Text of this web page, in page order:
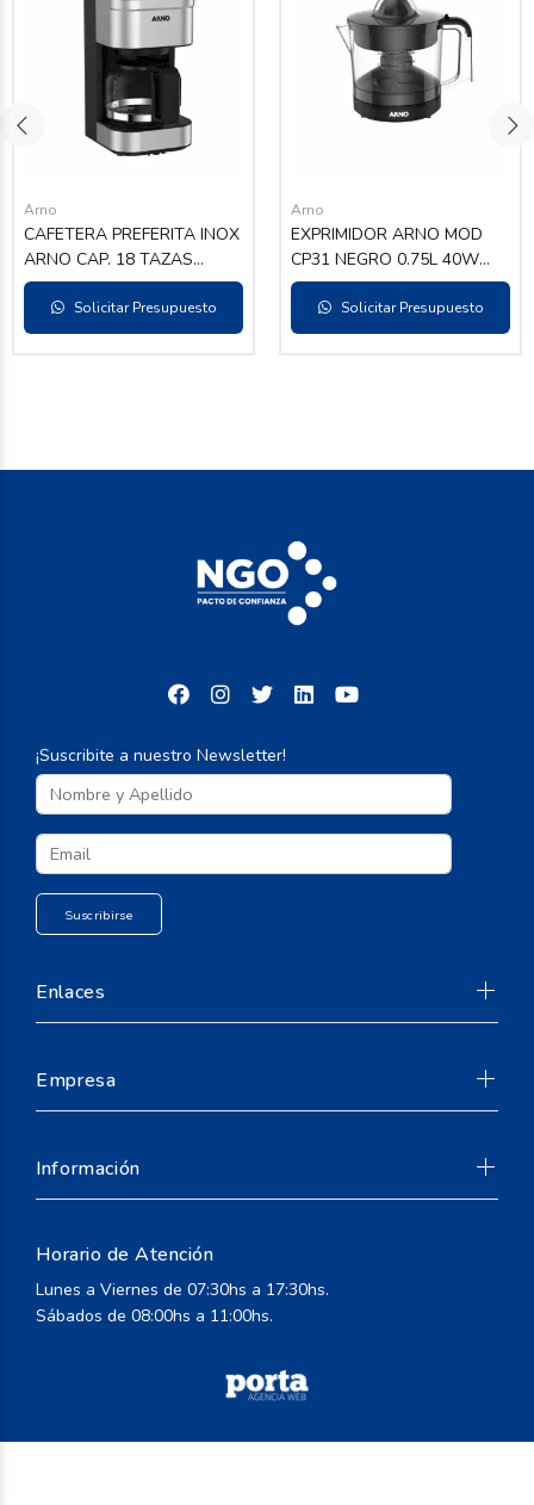
Arno
CAFETERA PREFERITA INOX
ARNO CAP. 18 TAZAS
550W
Solicitar Presupuesto
Arno
EXPRIMIDOR ARNO MOD
CP31 NEGRO 0.75L 40W
POWER
Solicitar Presupuesto
¡Suscribite a nuestro Newsletter!
Suscribirse
Enlaces
Empresa
Información
Horario de Atención
Lunes a Viernes de 07:30hs a 17:30hs.
Sábados de 08:00hs a 11:00hs.